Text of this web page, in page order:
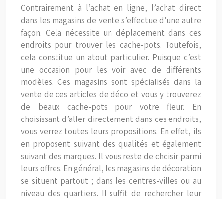
Contrairement à l’achat en ligne, l’achat direct
dans les magasins de vente s’effectue d’une autre
façon. Cela nécessite un déplacement dans ces
endroits pour trouver les cache-pots. Toutefois,
cela constitue un atout particulier. Puisque c’est
une occasion pour les voir avec de différents
modèles. Ces magasins sont spécialisés dans la
vente de ces articles de déco et vous y trouverez
de beaux cache-pots pour votre fleur. En
choisissant d’aller directement dans ces endroits,
vous verrez toutes leurs propositions. En effet, ils
en proposent suivant des qualités et également
suivant des marques. Il vous reste de choisir parmi
leurs offres. En général, les magasins de décoration
se situent partout ; dans les centres-villes ou au
niveau des quartiers. Il suffit de rechercher leur